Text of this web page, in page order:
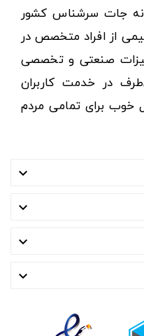
جات سرشناس کشور
از افراد متخصص در
صنعتی و تخصصی
در خدمت کاربران
خوب برای تمامی مردم



